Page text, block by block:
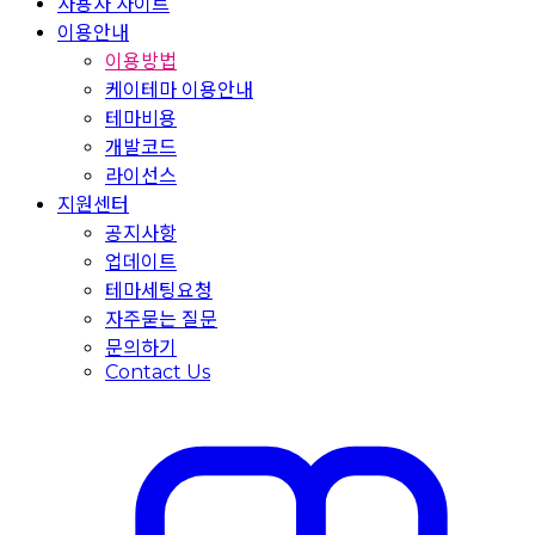
이용안내
이용방법
케이테마 이용안내
테마비용
개발코드
라이선스
지원센터
공지사항
업데이트
테마세팅요청
자주묻는 질문
문의하기
Contact Us